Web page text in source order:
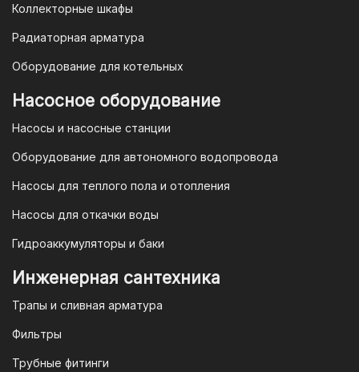
Гарантия и условия гарантии
магазине "TIM-com Россия" Вы можете
быть уверены в том, что мы действуем
в рамках действующего
Законодательства Российской
Федерации и Ваши права, как
отопительной техники (котлы, газовые
монтажа, необходимо вызывать
специалиста из
ЦЕНТРА на первый запуск
Коллекторные шкафы
Радиаторная арматура
Оборудование для котельных
Насосное оборудование
Насосы и насосные станции
Оборудование для автономного водопровода
Насосы для теплого пола и отопления
Насосы для откачки воды
Гидроаккумуляторы и баки
Инженерная сантехника
Трапы и сливная арматура
Фильтры
Трубные фитинги